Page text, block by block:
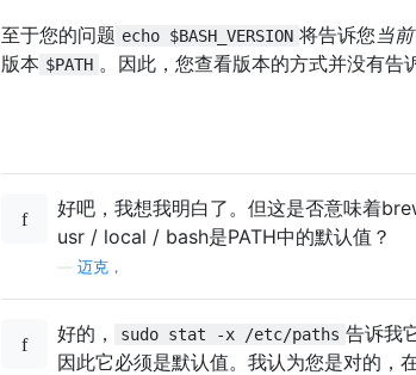
至于您的问题 echo $BASH_VERSION 将告诉您 当前
版本 $PATH 。因此，您查看版本的方式并没有告
好吧，我想我明白了。但这是否意味着
usr / local / bash是PATH中的默认值？
迈克，
好的， sudo stat -x /etc/paths 告诉我
因此它必须是默认值。我认为您是对的，